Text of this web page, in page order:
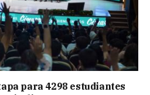
para 4298 estudiantes